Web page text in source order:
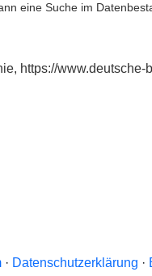
eine Suche im
https://
· Datenschutzerklärung ·